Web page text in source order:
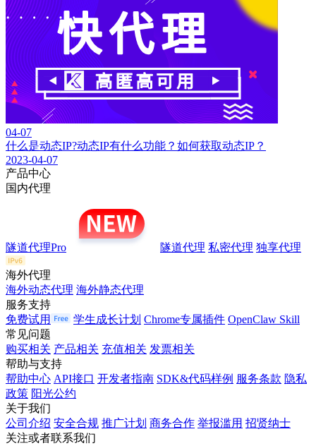
04-07
什么是动态IP?动态IP有什么功能？如何获取动态IP？
2023-04-07
产品中心
国内代理
隧道代理Pro 隧道代理 私密代理 独享代理
海外代理
海外动态代理 海外静态代理
服务支持
免费试用
学生成长计划 Chrome专属插件 OpenClaw Skill
常见问题
购买相关 产品相关 充值相关 发票相关
帮助与支持
帮助中心 API接口 开发者指南 SDK&代码样例 服务条款 隐私
政策 阳光公约
关于我们
公司介绍 安全合规 推广计划 商务合作 举报滥用 招贤纳士
关注或者联系我们